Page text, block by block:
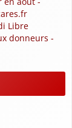
Libre
donneurs -